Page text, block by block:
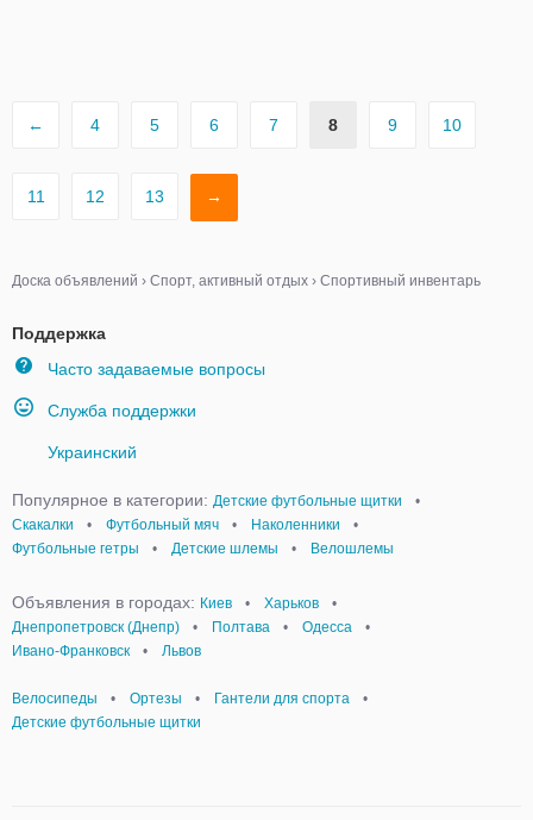
← 4 5 6 7 8 9 10
11 12 13 →
Доска объявлений › Спорт, активный отдых › Спортивный инвентарь
Поддержка
Часто задаваемые вопросы
Служба поддержки
Украинский
Популярное в категории: Детские футбольные щитки
•
Скакалки
• Футбольный мяч • Наколенники
•
Футбольные гетры
• Детские шлемы • Велошлемы
Объявления в городах: Киев • Харьков
•
Днепропетровск (Днепр)
• Полтава • Одесса
•
Ивано-Франковск
• Львов
Велосипеды • Ортезы • Гантели для спорта
•
Детские футбольные щитки